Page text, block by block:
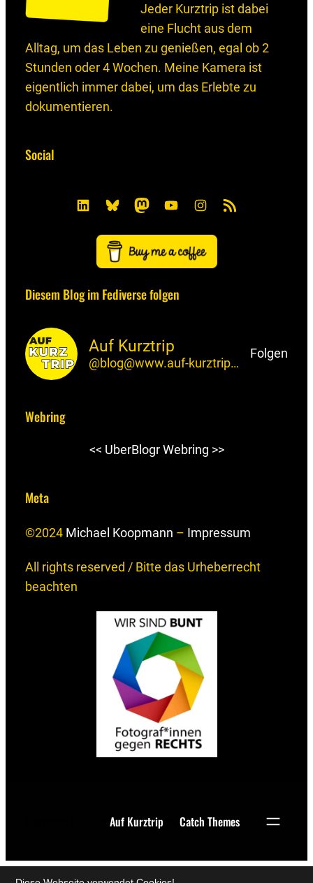
Jeder Kurztrip ist dabei
eine Flucht aus dem
Alltag, um das Leben zu genießen, egal ob 2
Stunden oder 4 Wochen. Meine Kamera ist
eigentlich immer dabei, um das Erlebte zu
dokumentieren.
Social
L
e
n
B
l
u
e
s
M
a
s
t
o
n
Y
o
u
T
u
I
n
s
t
m
R
Diesem Blog im Fediverse folgen
Auf Kurztrip
@blog@www.auf-kurztrip.de
Folgen
Webring
<< UberBlogr Webring >>
Meta
©2024 Michael Koopmann – Impressum
All rights reserved / Bitte das Urheberrecht
beachten
Auf Kurztrip Catch Themes